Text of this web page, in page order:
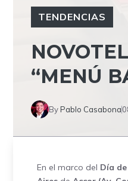
TENDENCIAS
“MENÚ
ByPablo Casabona
En el marco del Día